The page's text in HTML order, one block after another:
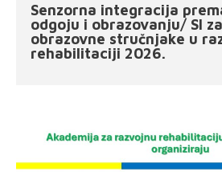
Senzorna integracija
odgoju i obrazovanju/ SI
obrazovne stručnjake u
rehabilitaciji 2026.